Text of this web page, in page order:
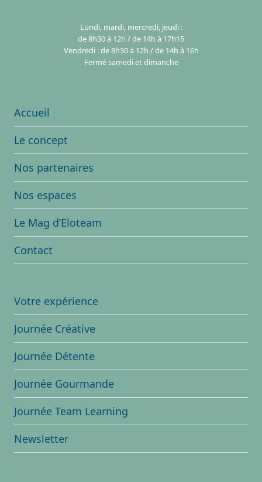
Lundi, mardi, mercredi, jeudi :
de 8h30 à 12h / de 14h à 17h15
Vendredi : de 8h30 à 12h / de 14h à 16h
Fermé samedi et dimanche
Accueil
Le concept
Nos partenaires
Nos espaces
Le Mag d’Eloteam
Contact
Votre expérience
Journée Créative
Journée Détente
Journée Gourmande
Journée Team Learning
Newsletter